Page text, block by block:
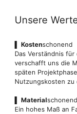
Unsere
Kostenschonend
Das Verständnis
verschafft uns die
späten
Nutzungskosten zu
Materialschonend
Ein hohes Maß an